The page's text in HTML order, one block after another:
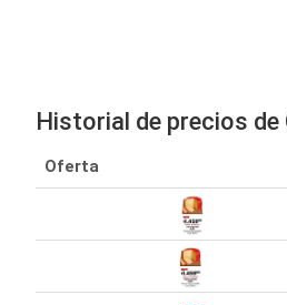
Historial de precios
Oferta